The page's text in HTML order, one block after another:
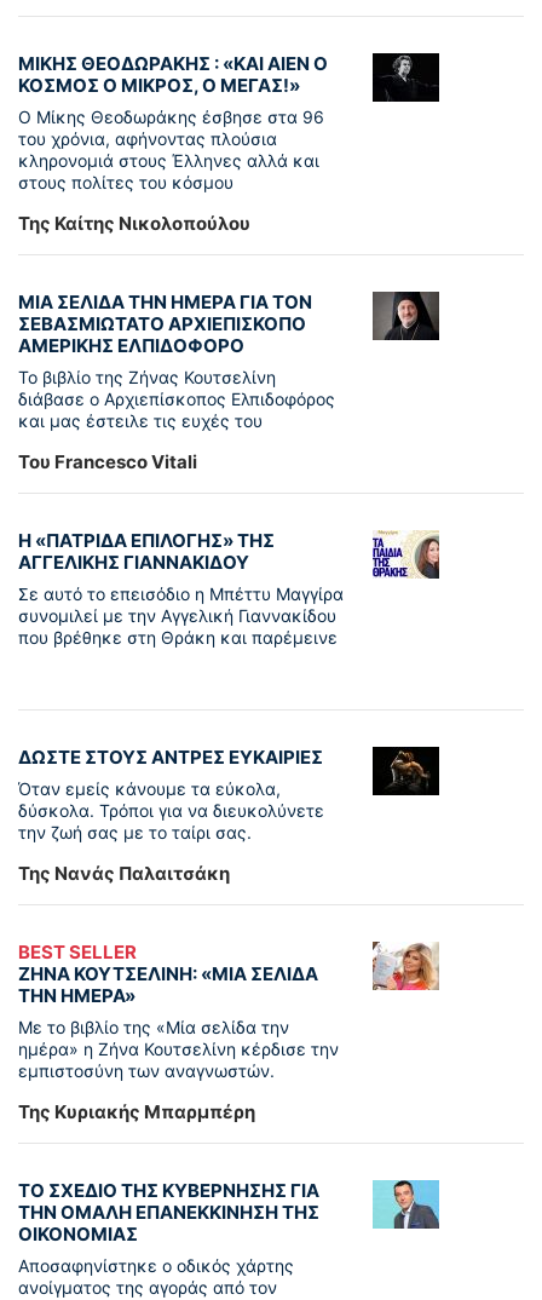
ΜΙΚΗΣ ΘΕΟΔΩΡΑΚΗΣ : «KAI ΑΙΕΝ Ο
ΚΟΣΜΟΣ Ο ΜΙΚΡΟΣ, Ο ΜΕΓΑΣ!»
Ο Μίκης Θεοδωράκης έσβησε στα 96
του χρόνια, αφήνοντας πλούσια
κληρονομιά στους Έλληνες αλλά και
στους πολίτες του κόσμου
Της Καίτης Νικολοπούλου
ΜΙΑ ΣΕΛΙΔΑ ΤΗΝ ΗΜΕΡΑ ΓΙΑ ΤΟΝ
ΣΕΒΑΣΜΙΩΤΑΤΟ ΑΡΧΙΕΠΙΣΚΟΠΟ
ΑΜΕΡΙΚΗΣ ΕΛΠΙΔΟΦΟΡΟ
Το βιβλίο της Ζήνας Κουτσελίνη
διάβασε ο Αρχιεπίσκοπος Ελπιδοφόρος
και μας έστειλε τις ευχές του
Του Francesco Vitali
Η «ΠΑΤΡΊΔΑ ΕΠΙΛΟΓΉΣ» ΤΗΣ
ΑΓΓΕΛΙΚΉΣ ΓΙΑΝΝΑΚΊΔΟΥ
Σε αυτό το επεισόδιο η Μπέττυ Μαγγίρα
συνομιλεί με την Αγγελική Γιαννακίδου
που βρέθηκε στη Θράκη και παρέμεινε
ΔΩΣΤΕ ΣΤΟΥΣ ΑΝΤΡΕΣ ΕΥΚΑΙΡΙΕΣ
Όταν εμείς κάνουμε τα εύκολα,
δύσκολα. Τρόποι για να διευκολύνετε
την ζωή σας με το ταίρι σας.
Της Νανάς Παλαιτσάκη
BEST SELLER
ΖΗΝΑ ΚΟΥΤΣΕΛΙΝΗ: «ΜΙΑ ΣΕΛΙΔΑ
ΤΗΝ ΗΜΕΡΑ»
Με το βιβλίο της «Μία σελίδα την
ημέρα» η Ζήνα Κουτσελίνη κέρδισε την
εμπιστοσύνη των αναγνωστών.
Της Κυριακής Μπαρμπέρη
ΤΟ ΣΧΕΔΙΟ ΤΗΣ ΚΥΒΕΡΝΗΣΗΣ ΓΙΑ
ΤΗΝ ΟΜΑΛΗ ΕΠΑΝΕΚΚΙΝΗΣΗ ΤΗΣ
ΟΙΚΟΝΟΜΙΑΣ
Αποσαφηνίστηκε ο οδικός χάρτης
ανοίγματος της αγοράς από τον